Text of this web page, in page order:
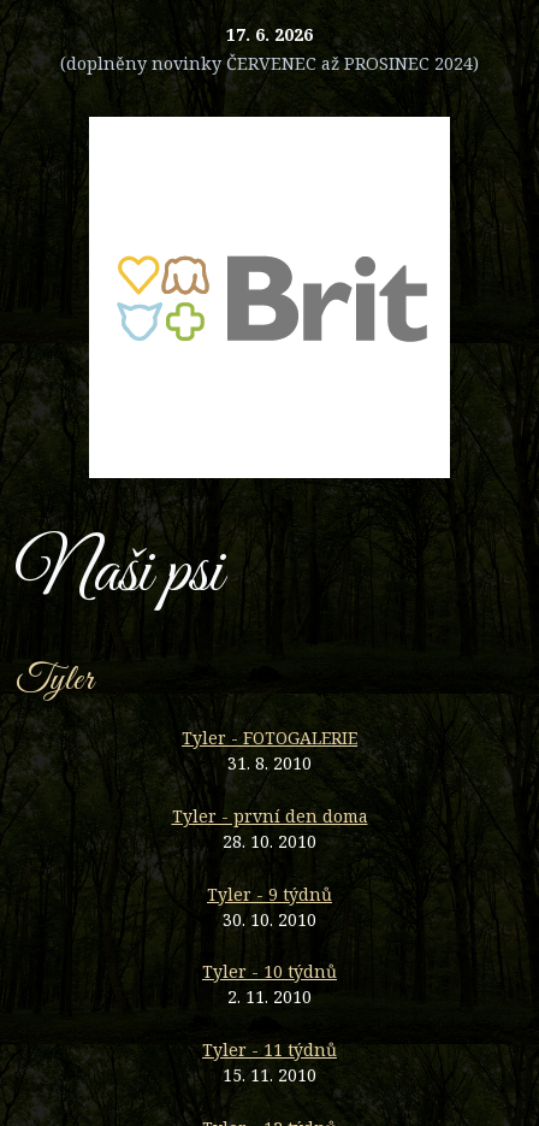
17. 6. 2026
(doplněny novinky ČERVENEC až PROSINEC 2024)
Naši psi
Tyler
Tyler - FOTOGALERIE
31. 8. 2010
Tyler - první den doma
28. 10. 2010
Tyler - 9 týdnů
30. 10. 2010
Tyler - 10 týdnů
2. 11. 2010
Tyler - 11 týdnů
15. 11. 2010